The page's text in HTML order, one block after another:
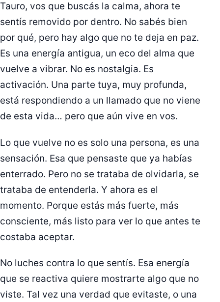
Tauro, vos que buscás la calma, ahora te
sentís removido por dentro. No sabés bien
por qué, pero hay algo que no te deja en paz.
Es una energía antigua, un eco del alma que
vuelve a vibrar. No es nostalgia. Es
activación. Una parte tuya, muy profunda,
está respondiendo a un llamado que no viene
de esta vida… pero que aún vive en vos.
Lo que vuelve no es solo una persona, es una
sensación. Esa que pensaste que ya habías
enterrado. Pero no se trataba de olvidarla, se
trataba de entenderla. Y ahora es el
momento. Porque estás más fuerte, más
consciente, más listo para ver lo que antes te
costaba aceptar.
No luches contra lo que sentís. Esa energía
que se reactiva quiere mostrarte algo que no
viste. Tal vez una verdad que evitaste, o una